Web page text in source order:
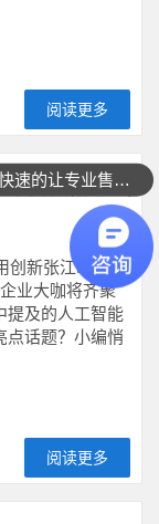
阅读更多
用创新张江峰
创新张江峰会正
业大咖将齐聚
提及的人工智能
点话题？小编悄
阅读更多
如何快速的让专业售前联系我？